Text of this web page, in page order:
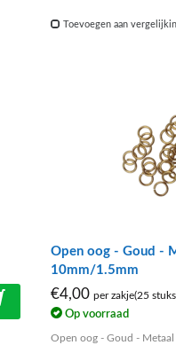
Toevoegen aan
Open oog - Goud -
10mm/1.5mm
€4,00 per zakje(25
Op voorraad
Open oog - Goud -